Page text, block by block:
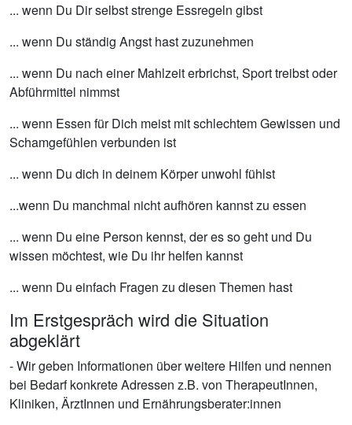
... wenn Du Dir selbst strenge Essregeln gibst
... wenn Du ständig Angst hast zuzunehmen
... wenn Du nach einer Mahlzeit erbrichst, Sport treibst oder
Abführmittel nimmst
... wenn Essen für Dich meist mit schlechtem Gewissen und
Schamgefühlen verbunden ist
... wenn Du dich in deinem Körper unwohl fühlst
...wenn Du manchmal nicht aufhören kannst zu essen
... wenn Du eine Person kennst, der es so geht und Du
wissen möchtest, wie Du ihr helfen kannst
... wenn Du einfach Fragen zu diesen Themen hast
Im Erstgespräch wird die Situation
abgeklärt
- Wir geben Informationen über weitere Hilfen und nennen
bei Bedarf konkrete Adressen z.B. von TherapeutInnen,
Kliniken, ÄrztInnen und Ernährungsberater:innen